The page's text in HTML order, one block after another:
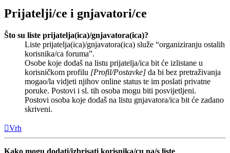
Prijatelji/ce i gnjavatori/ce
Što su liste prijatelja(ica)/gnjavatora(ica)?
Liste prijatelja(ica)/gnjavatora(ica) služe “organiziranju ostalih
korisnika/ca foruma”.
Osobe koje dodaš na listu prijatelja/ica bit će izlistane u
korisničkom profilu [Profil/Postavke] da bi bez pretraživanja
mogao/la vidjeti njihov online status te im poslati privatne
poruke. Postovi i sl. tih osoba mogu biti posvijetljeni.
Postovi osoba koje dodaš na listu gnjavatora/ica bit će zadano
skriveni.
Vrh
Kako mogu dodati/izbrisati korisnika/cu na/s liste